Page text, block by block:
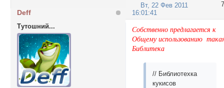
7
Вт, 22 Фев 2011
16:01:41
Deff
Тутошний...
Собственно предлагается к
Общему использованию
Библитека
// Библиотеxка
кукисов